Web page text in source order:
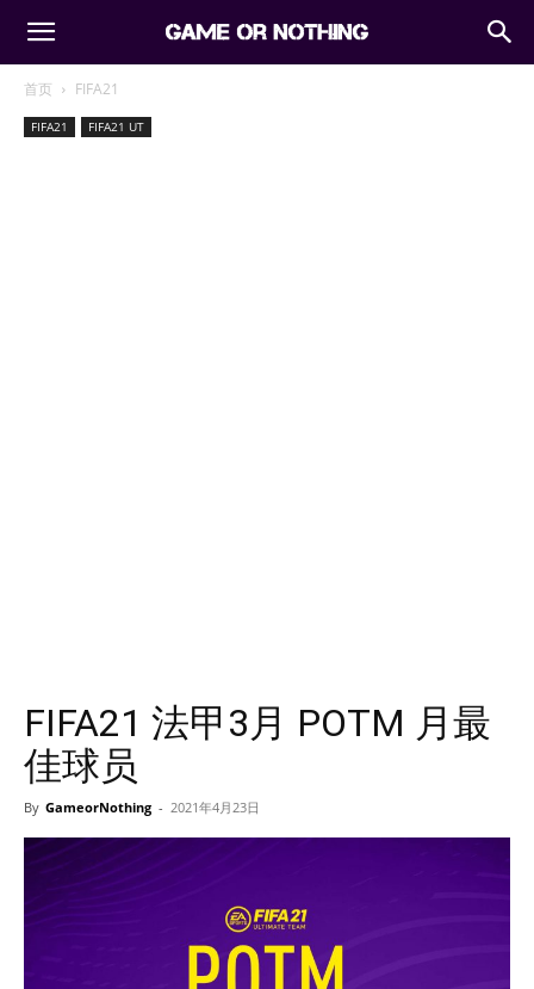
首页 FIFA21
FIFA21 FIFA21 UT
FIFA21 法甲3月 POTM 月最
佳球员
By GameorNothing - 2021年4月23日